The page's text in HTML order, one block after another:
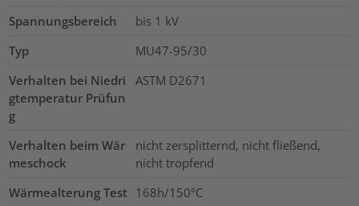
Spannungsbereich
bis 1 kV
Typ
MU47-95/30
Verhalten bei Niedri
gtemperatur Prüfun
g
ASTM D2671
Verhalten beim Wär
meschock
nicht zersplitternd, nicht fließend,
nicht tropfend
Wärmealterung Test 168h/150°C